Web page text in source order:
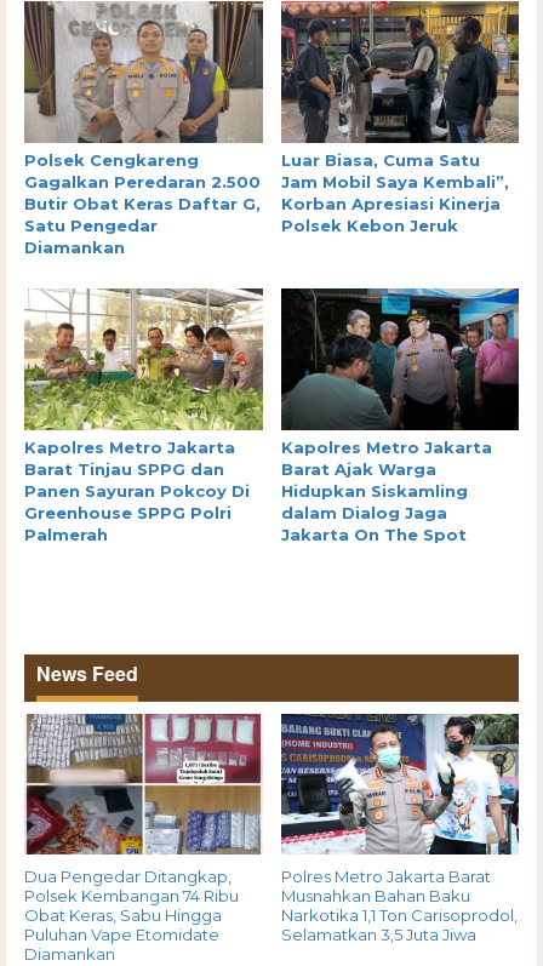
Polsek Cengkareng
Gagalkan Peredaran 2.500
Butir Obat Keras Daftar G,
Satu Pengedar
Diamankan
Luar Biasa, Cuma Satu
Jam Mobil Saya Kembali”,
Korban Apresiasi Kinerja
Polsek Kebon Jeruk
Kapolres Metro Jakarta
Barat Tinjau SPPG dan
Panen Sayuran Pokcoy Di
Greenhouse SPPG Polri
Palmerah
Kapolres Metro Jakarta
Barat Ajak Warga
Hidupkan Siskamling
dalam Dialog Jaga
Jakarta On The Spot
News Feed
Dua Pengedar Ditangkap,
Polsek Kembangan 74 Ribu
Obat Keras, Sabu Hingga
Puluhan Vape Etomidate
Diamankan
Polres Metro Jakarta Barat
Musnahkan Bahan Baku
Narkotika 1,1 Ton Carisoprodol,
Selamatkan 3,5 Juta Jiwa